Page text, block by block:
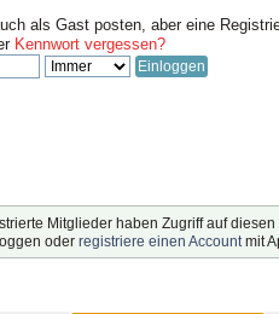
als Gast posten, aber eine
Kennwort vergessen?
Mitglieder haben Zugriff auf diesen
oder registriere einen Account mit